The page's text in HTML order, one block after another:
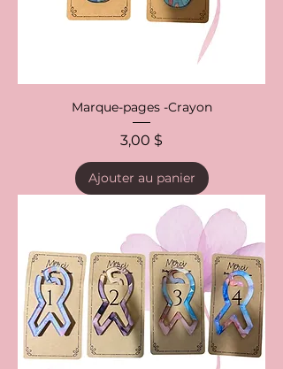
Marque-pages -Crayon
Prix
3,00 $
Ajouter au panier